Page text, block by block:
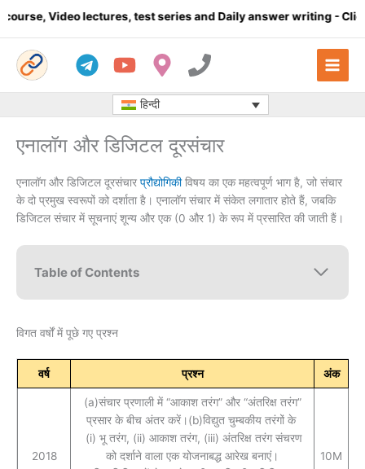
lectures, test series and Daily answer writing- Click here
हिन्दी
एनालॉग और डिजिटल दूरसंचार
एनालॉग और डिजिटल दूरसंचार प्रौद्योगिकीविषय का एक महत्वपूर्ण भाग है, जो संचार
के दो प्रमुख स्वरूपों को दर्शाता है। एनालॉग संचार में संकेत लगातार होते हैं, जबकि
डिजिटल संचार में सूचनाएं शून्य और एक (0 और 1) के रूप में प्रसारित की जाती हैं।
Table of Contents
विगत वर्षों में पूछे गए प्रश्न
वर्ष प्रश्न अंक
2018
(a)संचार प्रणाली में “आकाश तरंग” और “अंतरिक्ष तरंग”
प्रसार के बीच अंतर करें।(b)विद्युत चुम्बकीय तरंगों के
(i) भू तरंग, (ii) आकाश तरंग, (iii) अंतरिक्ष तरंग संचरण
को दर्शाने वाला एक योजनाबद्ध आरेख बनाएं।
10M